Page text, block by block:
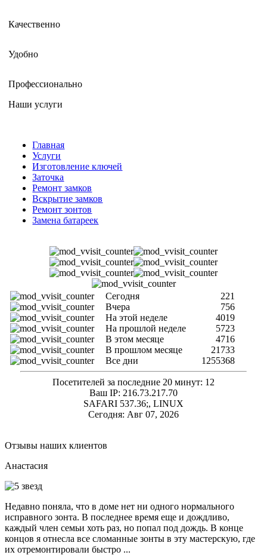
Качественно
Удобно
Профессионально
Наши услуги
Главная
Услуги
Изготовление ключей
Заточка
Ремонт замков
Вскрытие замков
Ремонт зонтов
Замена батареек
Сегодня
221
Вчера
756
На этой неделе
4019
На прошлой неделе
5723
В этом месяце
4716
В прошлом месяце
21733
Все дни
1255368
Посетителей за последние 20 минут: 12
Ваш IP: 216.73.217.70
SAFARI 537.36;, LINUX
Сегодня: Авг 07, 2026
Отзывы наших клиентов
Анастасия
Недавно поняла, что в доме нет ни одного нормального
исправного зонта. В последнее время еще и дождливо,
каждый член семьи хоть раз, но попал под дождь. В конце
концов я отнесла все сломанные зонты в эту мастерскую, где
их отремонтировали быстро ...